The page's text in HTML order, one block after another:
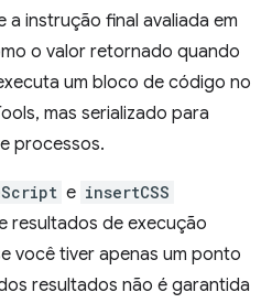
a instrução final avaliada em
o valor retornado quando
um bloco de código no
mas serializado para
processos.
e insertCSS
resultados de execução
você tiver apenas um ponto
resultados não é garantida